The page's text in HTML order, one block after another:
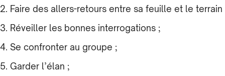
Faire des allers-retours entre sa feuille et le terrain
Réveiller les bonnes interrogations ;
Se confronter au groupe ;
Garder l’élan ;